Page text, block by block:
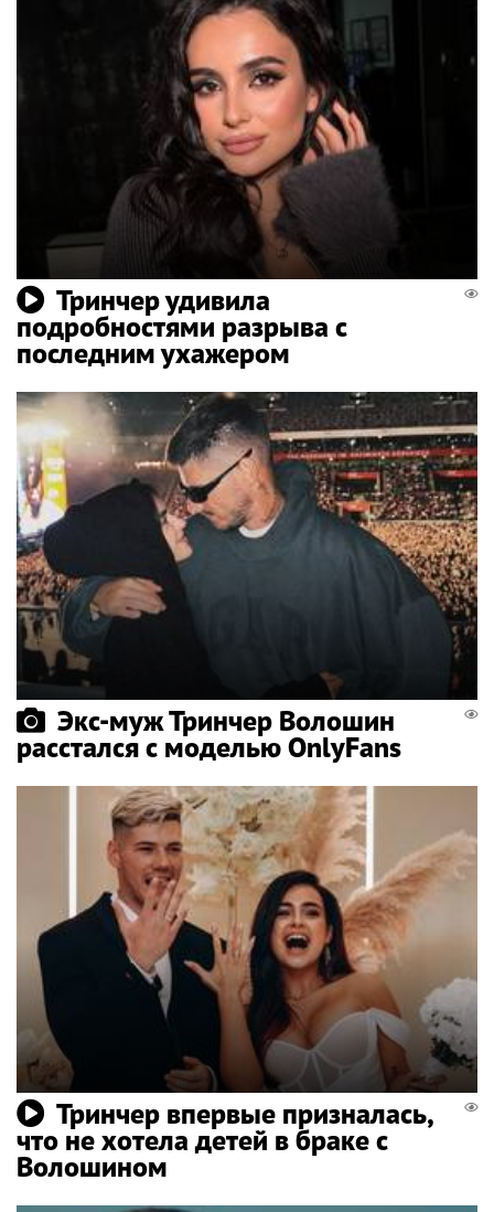
Тринчер удивила
подробностями разрыва с
последним ухажером
Экс-муж Тринчер Волошин
расстался с моделью OnlyFans
Тринчер впервые призналась,
что не хотела детей в браке с
Волошином